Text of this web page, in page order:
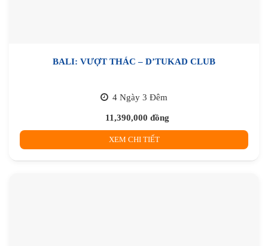
BALI: VƯỢT THÁC – D’TUKAD CLUB
4 Ngày 3 Đêm
11,390,000 đồng
XEM CHI TIẾT